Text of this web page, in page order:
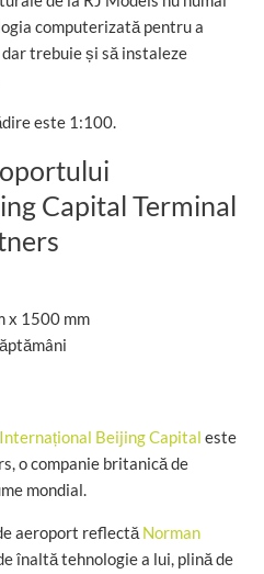
computerizată pentru a
trebuie și să instaleze
este 1:100.
Capital Terminal
x 1500 mm
Beijing Capital este
o companie britanică de
mondial.
aeroport reflectă Norman
înaltă tehnologie a lui, plină de